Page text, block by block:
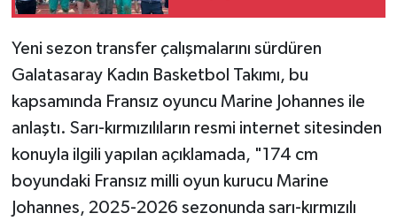
Yeni sezon transfer çalışmalarını sürdüren
Galatasaray Kadın Basketbol Takımı, bu
kapsamında Fransız oyuncu Marine Johannes ile
anlaştı. Sarı-kırmızılıların resmi internet sitesinden
konuyla ilgili yapılan açıklamada, "174 cm
boyundaki Fransız milli oyun kurucu Marine
Johannes, 2025-2026 sezonunda sarı-kırmızılı
DÜNYA